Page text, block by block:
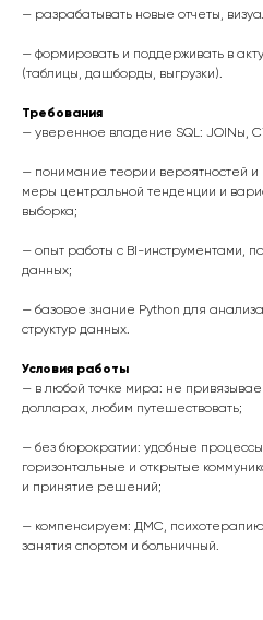
— разрабатывать новые отчеты,
— формировать и поддерживать в
(таблицы, дашборды, выгрузки).
Требования
— уверенное владение SQL: JOINы,
— понимание теории вероятностей и
меры центральной тенденции и
выборка;
— опыт работы с BI-инструментами,
данных;
— базовое знание Python для
структур данных.
Условия работы
— в любой точке мира: не
долларах, любим путешествовать;
— без бюрократии: удобные
горизонтальные и открытые
и принятие решений;
— компенсируем: ДМС,
занятия спортом и больничный.